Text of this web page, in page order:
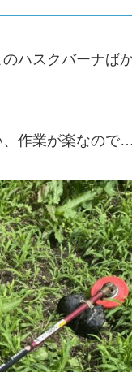
ハスクバーナば
、作業が楽なので…